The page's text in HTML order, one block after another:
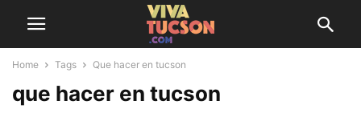
Home Tags Que hacer en tucson
que hacer en tucson